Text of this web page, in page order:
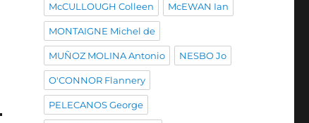
McCULLOUGH Colleen McEWAN Ian
MONTAIGNE Michel de
MUÑOZ MOLINA Antonio NESBO Jo
O'CONNOR Flannery
PELECANOS George